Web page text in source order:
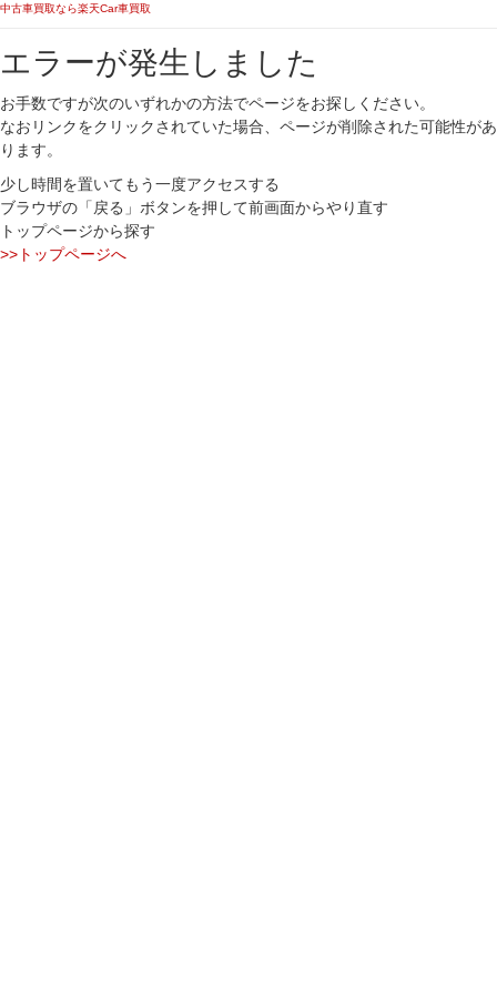
中古車買取なら楽天Car車買取
エラーが発生しました
お手数ですが次のいずれかの方法でページをお探しください。
なおリンクをクリックされていた場合、ページが削除された可能性があ
ります。
少し時間を置いてもう一度アクセスする
ブラウザの「戻る」ボタンを押して前画面からやり直す
トップページから探す
>>トップページへ